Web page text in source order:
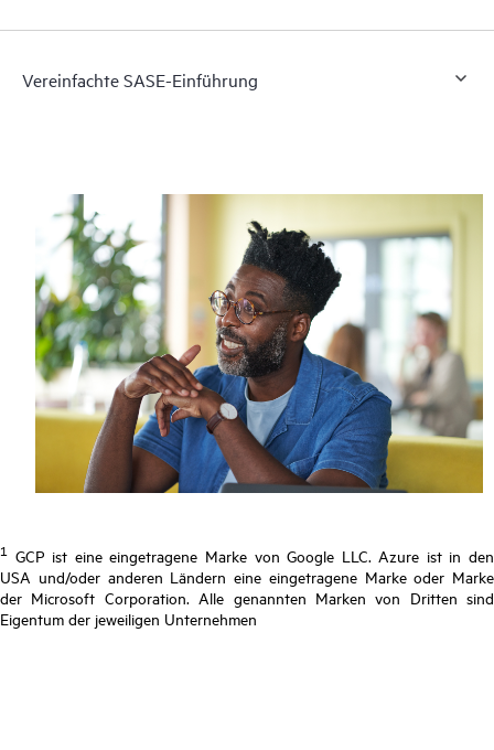
Vereinfachte SASE-Einführung
1 GCP ist eine eingetragene Marke von Google LLC. Azure ist in den
USA und/oder anderen Ländern eine eingetragene Marke oder Marke
der Microsoft Corporation. Alle genannten Marken von Dritten sind
Eigentum der jeweiligen Unternehmen